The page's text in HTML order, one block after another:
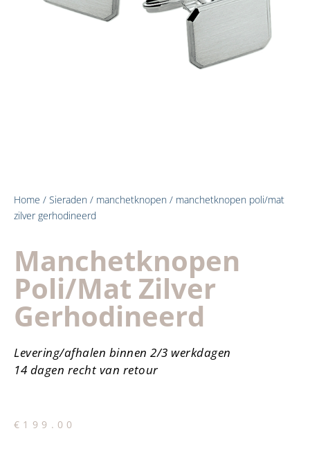
Home / Sieraden / manchetknopen / manchetknopen poli/mat
zilver gerhodineerd
Manchetknopen
Poli/mat Zilver
Gerhodineerd
Levering/afhalen binnen 2/3 werkdagen
14 dagen recht van retour
€ 199.00